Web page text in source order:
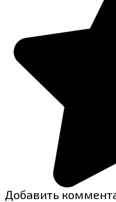
Добавить